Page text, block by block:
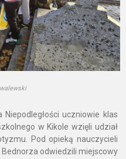
uczniowie klas
w Kikole wzięli udział
Pod opieką nauczycieli
odwiedzili miejscowy